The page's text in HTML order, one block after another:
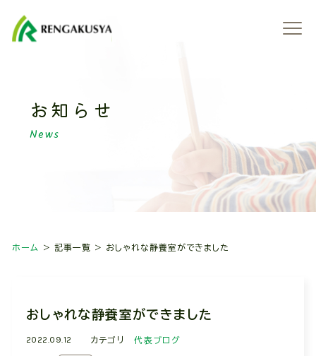
お知らせ
News
ホーム 記事一覧 おしゃれな静養室ができました
おしゃれな静養室ができました
2022.09.12 カテゴリ 代表ブログ